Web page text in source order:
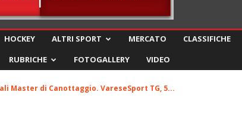
HOCKEY ALTRI SPORT MERCATO
CLASSIFICHE
RUBRICHE FOTOGALLERY VIDEO
Master di Canottaggio. VareseSport TG, 5...